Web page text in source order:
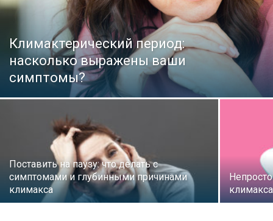
Климактерический период:
насколько выражены ваши
симптомы?
Поставить на паузу: что делать с
симптомами и глубинными причинами
климакса
климакса